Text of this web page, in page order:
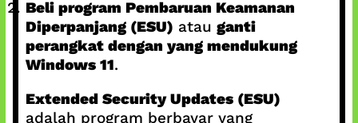
Beli program Pembaruan Keamanan
Diperpanjang (ESU) atau ganti
perangkat dengan yang mendukung
Windows 11.
Extended Security Updates (ESU)
adalah program berbayar yang